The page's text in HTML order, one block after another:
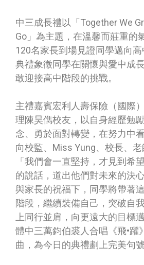
中三成長禮以「Together We
Go」為主題，在溫馨而莊重的
120名家長到場見證同學邁向高
典禮象徵同學在關懷與愛中成
敢迎接高中階段的挑戰。
主禮嘉賓宏利人壽保險（國際
理陳昊儁校友，以自身經歷勉
念、勇於面對轉變，在努力中
向校監、Miss Yung、校長、老
「我們會一直堅持，才見到希
的說話，道出他們對未來的決
與家長的祝福下，同學將帶著
階段，繼續裝備自己，突破自
上同行並肩，向更遠大的目標
體中三萬鈞伯裘人合唱《飛•躍
曲，為今日的典禮劃上完美句號